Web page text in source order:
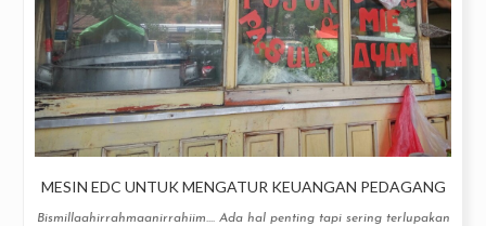
MESIN EDC UNTUK MENGATUR KEUANGAN PEDAGANG
Bismillaahirrahmaanirrahiim.... Ada hal penting tapi sering terlupakan